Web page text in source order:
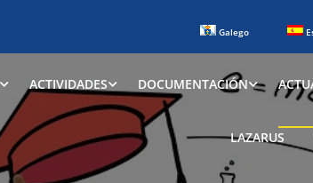
Galego
ACTIVIDADES DOCUMENTACIÓN
LAZARUS